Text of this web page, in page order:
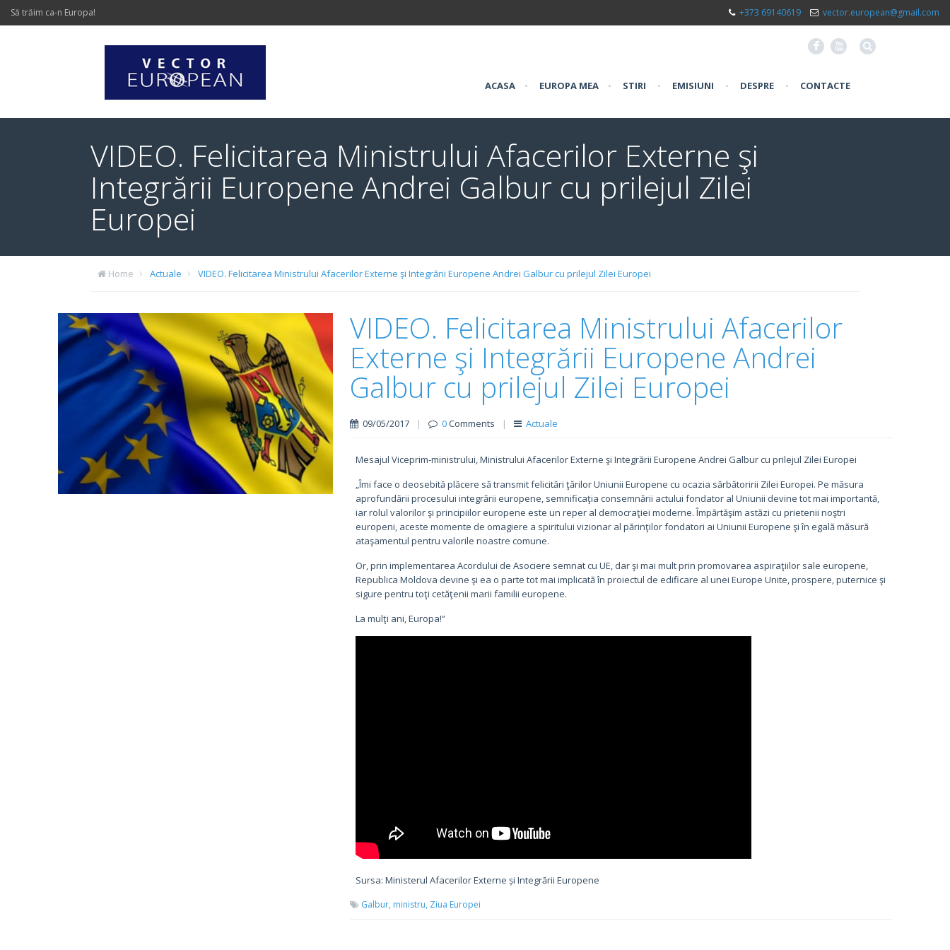
Să trăim ca-n Europa! +373 69140619 vector.european@gmail.com
F X
ACASA • EUROPA MEA • STIRI • EMISIUNI • DESPRE • CONTACTE
VIDEO. Felicitarea Ministrului Afacerilor Externe şi
Integrării Europene Andrei Galbur cu prilejul Zilei
Europei
Home Actuale VIDEO. Felicitarea Ministrului Afacerilor Externe şi Integrării Europene Andrei Galbur cu prilejul Zilei Europei
VIDEO. Felicitarea Ministrului Afacerilor
Externe şi Integrării Europene Andrei
Galbur cu prilejul Zilei Europei
09/05/2017 | 0Comments | Actuale
Mesajul Viceprim-ministrului, Ministrului Afacerilor Externe şi Integrării Europene Andrei Galbur cu prilejul Zilei Europei
„Îmi face o deosebită plăcere să transmit felicitări ţărilor Uniunii Europene cu ocazia sărbătoririi Zilei Europei. Pe măsura
aprofundării procesului integrării europene, semnificaţia consemnării actului fondator al Uniunii devine tot mai importantă,
iar rolul valorilor şi principiilor europene este un reper al democraţiei moderne. Împărtăşim astăzi cu prietenii noştri
europeni, aceste momente de omagiere a spiritului vizionar al părinţilor fondatori ai Uniunii Europene şi în egală măsură
ataşamentul pentru valorile noastre comune.
Or, prin implementarea Acordului de Asociere semnat cu UE, dar şi mai mult prin promovarea aspiraţiilor sale europene,
Republica Moldova devine şi ea o parte tot mai implicată în proiectul de edificare al unei Europe Unite, prospere, puternice şi
sigure pentru toţi cetăţenii marii familii europene.
La mulţi ani, Europa!”
Sursa: Ministerul Afacerilor Externe și Integrării Europene
Galbur, ministru, Ziua Europei